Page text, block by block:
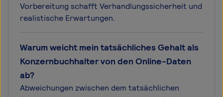
Vorbereitung schafft Verhandlungssicherheit und
realistische Erwartungen.
Warum weicht mein tatsächliches Gehalt als
Konzernbuchhalter von den Online-Daten
ab?
Abweichungen zwischen dem tatsächlichen